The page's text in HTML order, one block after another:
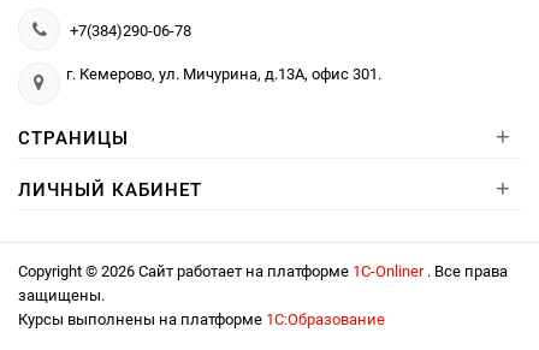
+7(384)290-06-78
г. Кемерово, ул. Мичурина, д.13А, офис 301.
СТРАНИЦЫ +
ЛИЧНЫЙ КАБИНЕТ +
Copyright © 2026 Сайт работает на платформе 1С-Onliner . Все права
защищены.
Курсы выполнены на платформе 1С:Образование